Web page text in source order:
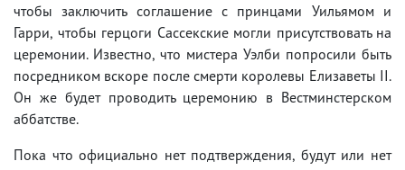
чтобы заключить соглашение с принцами Уильямом и
Гарри, чтобы герцоги Сассекские могли присутствовать на
церемонии. Известно, что мистера Уэлби попросили быть
посредником вскоре после смерти королевы Елизаветы II.
Он же будет проводить церемонию в Вестминстерском
аббатстве.
Пока что официально нет подтверждения, будут или нет